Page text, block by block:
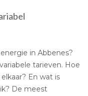
in Abbenes?
tarieven. Hoe
En wat is
De meest